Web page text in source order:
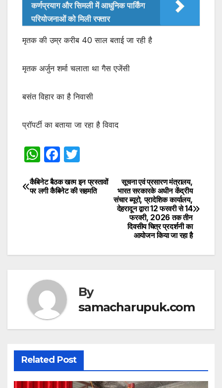
कर्णप्रयाग और सिमली में आधुनिक पार्किंग
परियोजनाओं को मिली रफ्तार
मृतक की उम्र करीब 40 साल बताई जा रही है
मृतक अर्जुन शर्मा चलाता था गैस एजेंसी
बसंत विहार का है निवासी
प्रॉपर्टी का बताया जा रहा है विवाद
W
at
F
c itt
Post
सूचना एवं प्रसारण मंत्रालय,
भारत सरकारके अधीन केंद्रीय
संचार ब्यूरो, प्रादेशिक कार्यालय,
देहरादून द्वारा 12 फरवरी से 14
फरवरी, 2026 तक तीन
दिवसीय चित्र प्रदर्शनी का
आयोजन किया जा रहा है
कैबिनेट बैठक खत्म इन प्रस्तावों
पर लगी कैबिनेट की सहमति
By
samacharupuk.com
Related Post